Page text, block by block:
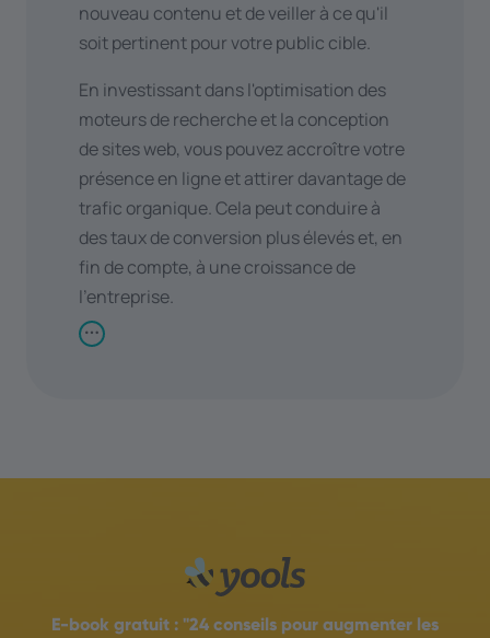
nouveau contenu et de veiller à ce qu'il
soit pertinent pour votre public cible.
En investissant dans l'optimisation des
moteurs de recherche et la conception
de sites web, vous pouvez accroître votre
présence en ligne et attirer davantage de
trafic organique. Cela peut conduire à
des taux de conversion plus élevés et, en
fin de compte, à une croissance de
l'entreprise.
E-book gratuit : "24 conseils pour augmenter les